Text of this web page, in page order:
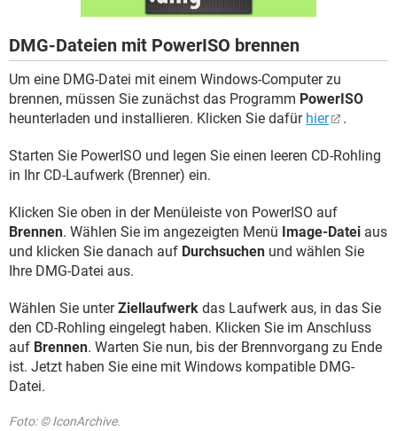
DMG-Dateien mit PowerISO brennen
Um eine DMG-Datei mit einem Windows-Computer zu
brennen, müssen Sie zunächst das Programm PowerISO
heunterladen und installieren. Klicken Sie dafür hier .
Starten Sie PowerISO und legen Sie einen leeren CD-Rohling
in Ihr CD-Laufwerk (Brenner) ein.
Klicken Sie oben in der Menüleiste von PowerISO auf
Brennen. Wählen Sie im angezeigten Menü Image-Datei aus
und klicken Sie danach auf Durchsuchen und wählen Sie
Ihre DMG-Datei aus.
Wählen Sie unterZiellaufwerk das Laufwerk aus, in das Sie
den CD-Rohling eingelegt haben. Klicken Sie im Anschluss
auf Brennen. Warten Sie nun, bis der Brennvorgang zu Ende
ist. Jetzt haben Sie eine mit Windows kompatible DMG-
Datei.
Foto: © IconArchive.